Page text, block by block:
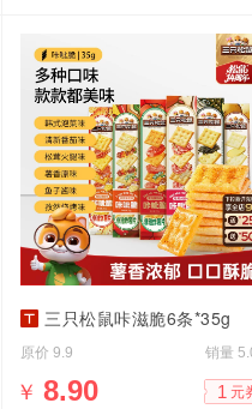
三只松鼠咔滋脆6条*35g
原价 9.9 销量
￥ 8.90 1 元